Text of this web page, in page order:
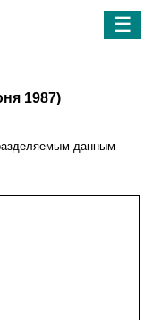
☰
1987)
дaнным